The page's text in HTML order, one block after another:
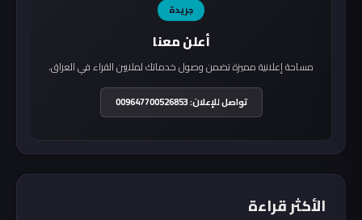
جريدة
أعلن معنا
مساحة إعلانية مميزة تضمن وصول خدماتك لملايين القراء في العراق.
تواصل للإعلان: 009647700526853
الأكثر قراءة